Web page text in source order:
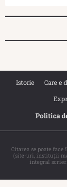
Istorie Care e
Politica
Citarea se poate
(site-uri, instituţii
integral